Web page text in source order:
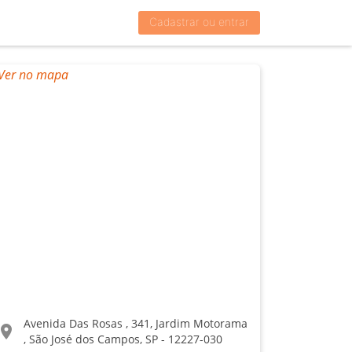
Cadastrar ou entrar
location_on
Avenida Das Rosas , 341, Jardim Motorama
, São José dos Campos, SP - 12227-030